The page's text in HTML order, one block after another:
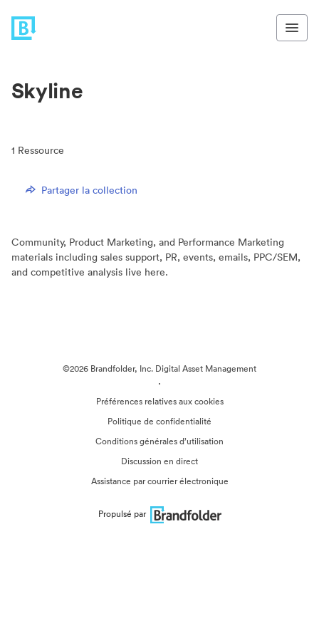
Skyline
1 Ressource
Partager la collection
Community, Product Marketing, and Performance Marketing
materials including sales support, PR, events, emails, PPC/SEM,
and competitive analysis live here.
©2026 Brandfolder, Inc. Digital Asset Management
·
Préférences relatives aux cookies
Politique de confidentialité
Conditions générales d’utilisation
Discussion en direct
Assistance par courrier électronique
Propulsé par